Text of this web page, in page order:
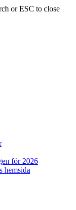
or ESC to close
för 2026
hemsida